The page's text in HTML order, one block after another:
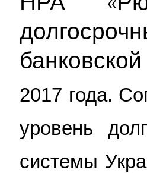
2017 года.
уровень
системы